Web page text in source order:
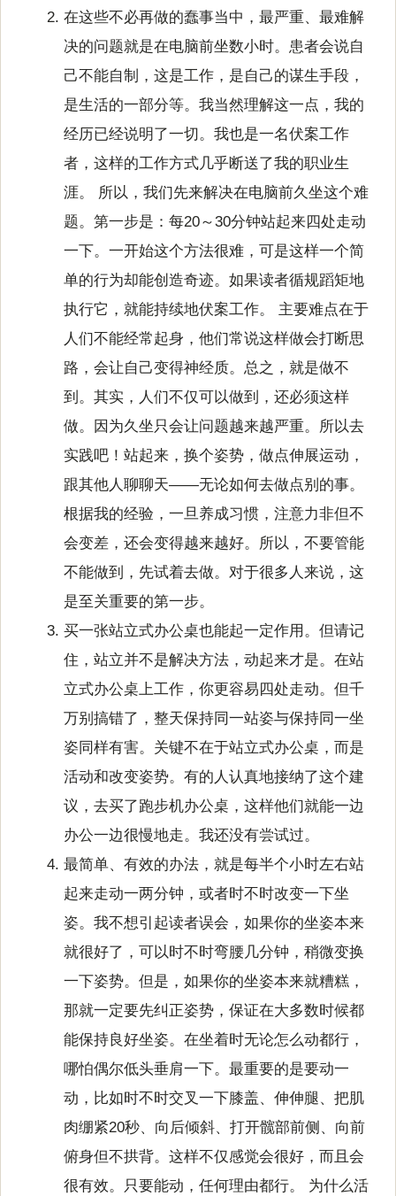
在这些不必再做的蠢事当中，最严重、最难解
决的问题就是在电脑前坐数小时。患者会说自
己不能自制，这是工作，是自己的谋生手段，
是生活的一部分等。我当然理解这一点，我的
经历已经说明了一切。我也是一名伏案工作
者，这样的工作方式几乎断送了我的职业生
涯。 所以，我们先来解决在电脑前久坐这个难
题。第一步是：每20～30分钟站起来四处走动
一下。一开始这个方法很难，可是这样一个简
单的行为却能创造奇迹。如果读者循规蹈矩地
执行它，就能持续地伏案工作。 主要难点在于
人们不能经常起身，他们常说这样做会打断思
路，会让自己变得神经质。总之，就是做不
到。其实，人们不仅可以做到，还必须这样
做。因为久坐只会让问题越来越严重。所以去
实践吧！站起来，换个姿势，做点伸展运动，
跟其他人聊聊天——无论如何去做点别的事。
根据我的经验，一旦养成习惯，注意力非但不
会变差，还会变得越来越好。所以，不要管能
不能做到，先试着去做。对于很多人来说，这
是至关重要的第一步。
买一张站立式办公桌也能起一定作用。但请记
住，站立并不是解决方法，动起来才是。在站
立式办公桌上工作，你更容易四处走动。但千
万别搞错了，整天保持同一站姿与保持同一坐
姿同样有害。关键不在于站立式办公桌，而是
活动和改变姿势。有的人认真地接纳了这个建
议，去买了跑步机办公桌，这样他们就能一边
办公一边很慢地走。我还没有尝试过。
最简单、有效的办法，就是每半个小时左右站
起来走动一两分钟，或者时不时改变一下坐
姿。我不想引起读者误会，如果你的坐姿本来
就很好了，可以时不时弯腰几分钟，稍微变换
一下姿势。但是，如果你的坐姿本来就糟糕，
那就一定要先纠正姿势，保证在大多数时候都
能保持良好坐姿。在坐着时无论怎么动都行，
哪怕偶尔低头垂肩一下。最重要的是要动一
动，比如时不时交叉一下膝盖、伸伸腿、把肌
肉绷紧20秒、向后倾斜、打开髋部前侧、向前
俯身但不拱背。这样不仅感觉会很好，而且会
很有效。只要能动，任何理由都行。 为什么活